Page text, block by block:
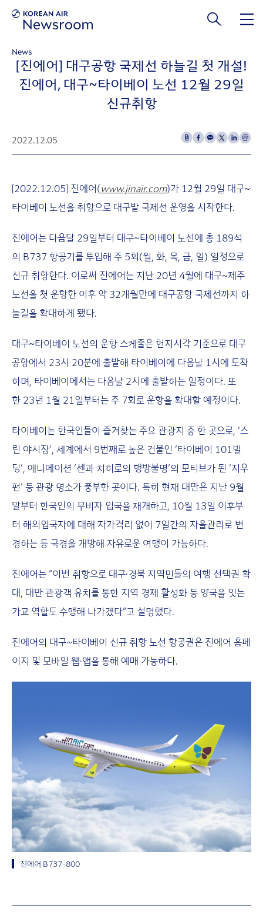
News
[진에어] 대구공항 국제선 하늘길 첫 개설!
진에어, 대구~타이베이 노선 12월 29일
신규취항
2022.12.05
[2022.12.05] 진에어(www.jinair.com)가 12월 29일 대구~
타이베이 노선을 취항으로 대구발 국제선 운영을 시작한다.
진에어는 다음달 29일부터 대구~타이베이 노선에 총 189석
의 B737 항공기를 투입해 주 5회(월, 화, 목, 금, 일) 일정으로
신규 취항한다. 이로써 진에어는 지난 20년 4월에 대구~제주
노선을 첫 운항한 이후 약 32개월만에 대구공항 국제선까지 하
늘길을 확대하게 됐다.
대구~타이베이 노선의 운항 스케줄은 현지시각 기준으로 대구
공항에서 23시 20분에 출발해 타이베이에 다음날 1시에 도착
하며, 타이베이에서는 다음날 2시에 출발하는 일정이다. 또
한 23년 1월 21일부터는 주 7회로 운항을 확대할 예정이다.
타이베이는 한국인들이 즐겨찾는 주요 관광지 중 한 곳으로, ‘스
린 야시장’, 세계에서 9번째로 높은 건물인 ‘타이베이 101빌
딩’, 애니메이션 ‘센과 치히로의 행방불명’의 모티브가 된 ‘지우
펀’ 등 관광 명소가 풍부한 곳이다. 특히 현재 대만은 지난 9월
말부터 한국인의 무비자 입국을 재개하고, 10월 13일 이후부
터 해외입국자에 대해 자가격리 없이 7일간의 자율관리로 변
경하는 등 국경을 개방해 자유로운 여행이 가능하다.
진에어는 “이번 취항으로 대구·경북 지역민들의 여행 선택권 확
대, 대만 관광객 유치를 통한 지역 경제 활성화 등 양국을 잇는
가교 역할도 수행해 나가겠다”고 설명했다.
진에어의 대구~타이베이 신규 취항 노선 항공권은 진에어 홈페
이지 및 모바일 웹·앱을 통해 예매 가능하다.
진에어 B737-800